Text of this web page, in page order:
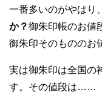
一番多いのがやはり、
か？御朱印帳のお値
御朱印そのもののお
実は御朱印は全国の
す。その値段は……